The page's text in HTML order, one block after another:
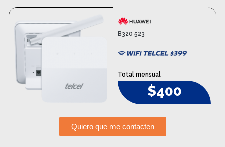
B320 523
Total mensual
$400
Quiero que me contacten